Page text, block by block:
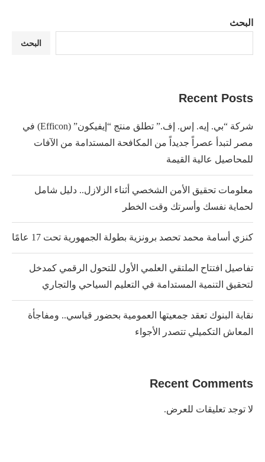
البحث
البحث
Recent Posts
شركة “بي. إيه. إس. إف.” تطلق منتج “إيفيكون” (Efficon) في
مصر لتبدأ عصراً جديداً من المكافحة المستدامة من الآفات
للمحاصيل عالية القيمة
معلومات تحقيق الأمن الشخصي أثناء الزلازل.. دليل شامل
لحماية نفسك وأسرتك وقت الخطر
كنزي أسامة محمد تحصد برونزية بطولة الجمهورية تحت 17 عامًا
تفاصيل افتتاح الملتقي العلمي الأول للتحول الرقمي كمدخل
لتحقيق التنمية المستدامة في التعليم السياحي والتجاري
نقابة البنوك تعقد جمعيتها العمومية بحضور قياسي.. ومفاجأة
المعاش التكميلي تتصدر الأجواء
Recent Comments
لا توجد تعليقات للعرض.